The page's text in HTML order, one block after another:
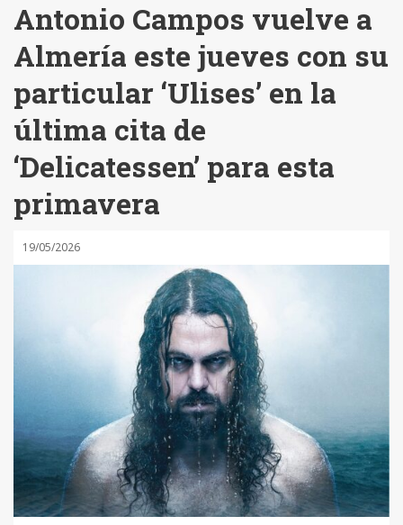
Antonio Campos vuelve a
Almería este jueves con su
particular ‘Ulises’ en la
última cita de
‘Delicatessen’ para esta
primavera
19/05/2026